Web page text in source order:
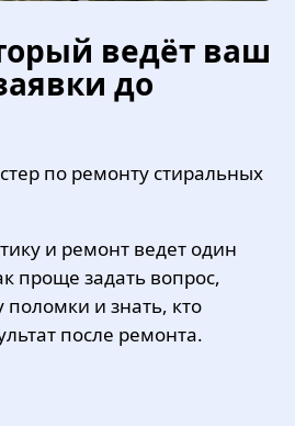
ведёт ваш
до
по ремонту стиральных
и ремонт ведет один
проще задать вопрос,
и знать, кто
после ремонта.